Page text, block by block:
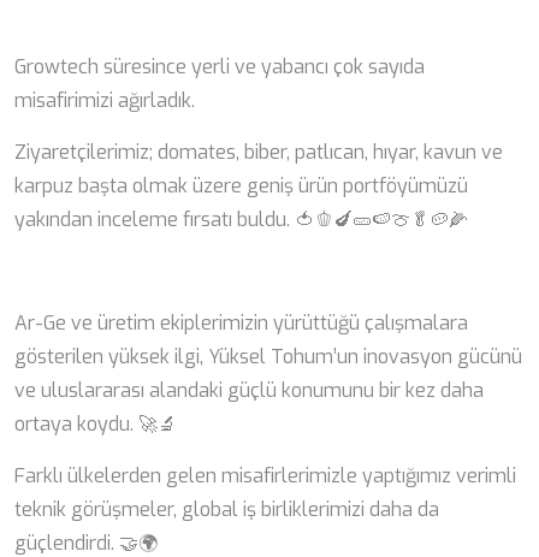
Growtech süresince yerli ve yabancı çok sayıda
misafirimizi ağırladık.
Ziyaretçilerimiz; domates, biber, patlıcan, hıyar, kavun ve
karpuz başta olmak üzere geniş ürün portföyümüzü
yakından inceleme fırsatı buldu. 🍅🫑🍆🥒🍉🍈🥬🥔🌽
Ar-Ge ve üretim ekiplerimizin yürüttüğü çalışmalara
gösterilen yüksek ilgi, Yüksel Tohum’un inovasyon gücünü
ve uluslararası alandaki güçlü konumunu bir kez daha
ortaya koydu. 🚀🔬
Farklı ülkelerden gelen misafirlerimizle yaptığımız verimli
teknik görüşmeler, global iş birliklerimizi daha da
güçlendirdi. 🤝🌍